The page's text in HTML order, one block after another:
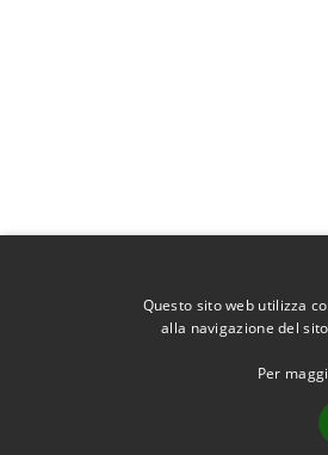
Questo sito web utilizza
alla navigazione del
Per